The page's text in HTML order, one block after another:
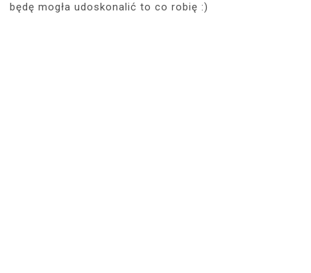
będę mogła udoskonalić to co robię :)